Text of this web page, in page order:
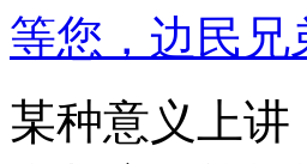
等您，边民兄
某种意义上